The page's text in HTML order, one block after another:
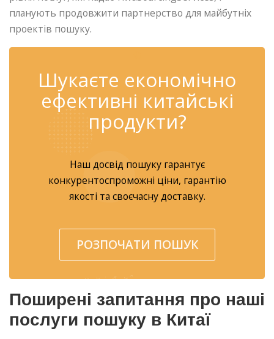
планують продовжити партнерство для майбутніх
проектів пошуку.
Шукаєте економічно
ефективні китайські
продукти?
Наш досвід пошуку гарантує
конкурентоспроможні ціни, гарантію
якості та своєчасну доставку.
РОЗПОЧАТИ ПОШУК
Поширені запитання про наші
послуги пошуку в Китаї